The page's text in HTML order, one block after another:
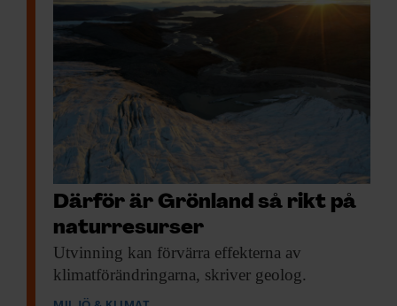
Därför är Grönland så rikt på
naturresurser
Utvinning kan förvärra effekterna av
klimatförändringarna, skriver geolog.